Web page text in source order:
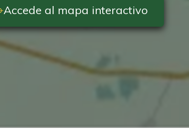
Accede al mapa interactivo